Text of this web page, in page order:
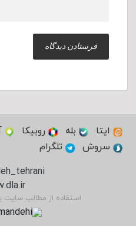
ایتا بله روبیکا
سروش
تلگرام
استفاده از مطالب سایت